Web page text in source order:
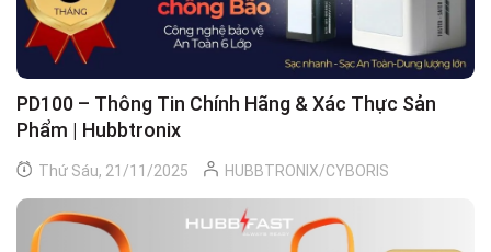
PD100 – Thông Tin Chính Hãng & Xác Thực Sản
Phẩm | Hubbtronix
Thứ Sáu, 21/11/2025 HUBBTRONIX/CYBORIS